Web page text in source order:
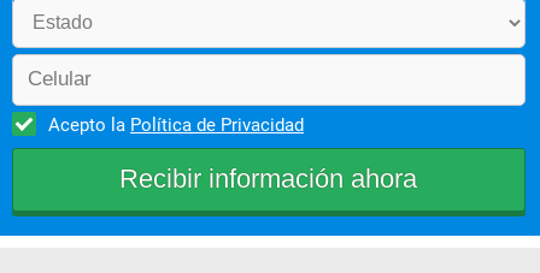
Acepto la Política de Privacidad